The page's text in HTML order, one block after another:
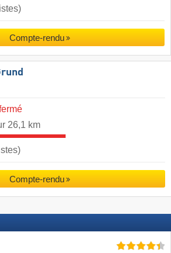
Compte-rendu
26,1 km
Compte-rendu